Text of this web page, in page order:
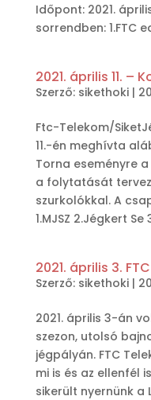
Időpont: 2021.
sorrendben: 1.FTC
2021. április 11. –
Szerző: sikethoki|
Ftc-Telekom/
11.-én meghívta
Torna eseményre
a folytatását
szurkolókkal. A
1.MJSZ 2.Jégkert Se
2021. április 3.
Szerző: sikethoki|
2021. április 3-án
szezon, utolsó
jégpályán. FTC
mi is és az ellenfél
sikerült nyernünk a